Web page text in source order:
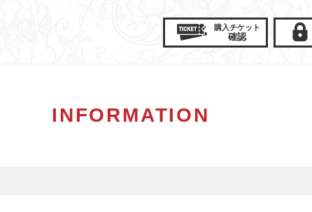
購入チケット
確認
INFORMATION